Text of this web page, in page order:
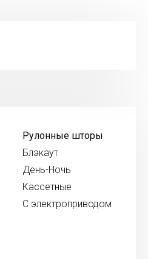
Рулонные шторы
Блэкаут
День-Ночь
Кассетные
С электроприводом